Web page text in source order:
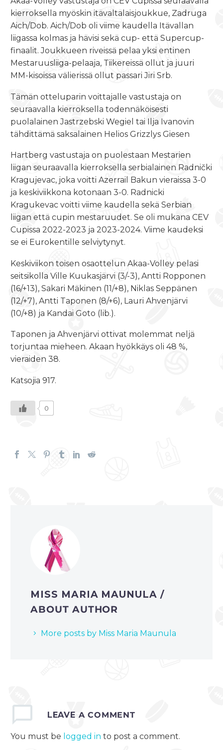
kierroksella myöskin itävaltalaisjoukkue, Zadruga
Aich/Dob. Aich/Dob oli viime kaudella Itävallan
liigassa kolmas ja hävisi sekä cup- että Supercup-
finaalit. Joukkueen riveissä pelaa yksi entinen
Mestaruusliiga-pelaaja, Tiikereissä ollut ja juuri
MM-kisoissa välierissä ollut passari Jiri Srb.
Tämän otteluparin voittajalle vastustaja on
seuraavalla kierroksella todennäköisesti
puolalainen Jastrzebski Wegiel tai Ilja Ivanovin
tähdittämä saksalainen Helios Grizzlys Giesen
Hartberg vastustaja on puolestaan Mestarien
liigan seuraavalla kierroksella serbialainen Radnički
Kragujevac, joka voitti Azerrail Bakun vieraissa 3-0
ja keskiviikkona kotonaan 3-0. Radnicki
Kragukevac voitti viime kaudella sekä Serbian
liigan että cupin mestaruudet. Se oli mukana CEV
Cupissa 2022-2023 ja 2023-2024. Viime kaudeksi
se ei Eurokentille selviytynyt.
Keskiviikon toisen osaottelun Akaa-Volley pelasi
seitsikolla Ville Kuukasjärvi (3/-3), Antti Ropponen
(16/+13), Sakari Mäkinen (11/+8), Niklas Seppänen
(12/+7), Antti Taponen (8/+6), Lauri Ahvenjärvi
(10/+8) ja Kandai Goto (lib.).
Taponen ja Ahvenjärvi ottivat molemmat neljä
torjuntaa mieheen. Akaan hyökkäys oli 48 %,
vieraiden 38.
Katsojia 917.
0
MISS MARIA MAUNULA/
ABOUT AUTHOR
More posts by Miss Maria Maunula
LEAVE A COMMENT
You must be logged in to post a comment.